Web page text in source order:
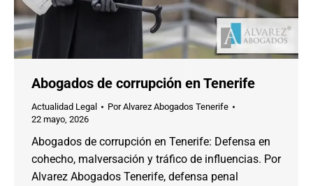
Abogados de corrupción en Tenerife
Actualidad Legal PorAlvarez Abogados Tenerife
22 mayo, 2026
Abogados de corrupción en Tenerife: Defensa en
cohecho, malversación y tráfico de influencias. Por
Alvarez Abogados Tenerife, defensa penal